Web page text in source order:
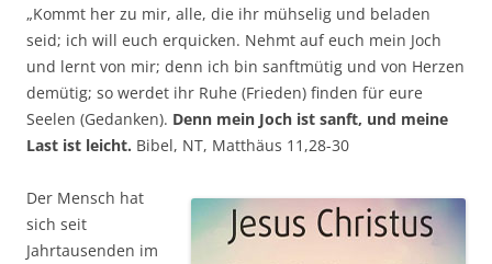
„Kommt her zu mir, alle, die ihr mühselig und beladen
seid; ich will euch erquicken. Nehmt auf euch mein Joch
und lernt von mir; denn ich bin sanftmütig und von Herzen
demütig; so werdet ihr Ruhe (Frieden) finden für eure
Seelen (Gedanken). Denn mein Joch ist sanft, und meine
Last ist leicht. Bibel, NT, Matthäus 11,28-30
Der Mensch hat
sich seit
Jahrtausenden im